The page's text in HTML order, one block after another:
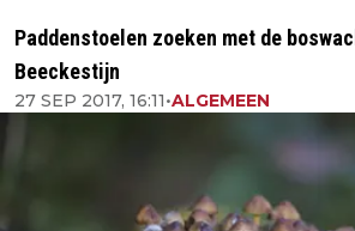
Paddenstoelen zoeken met de
Beeckestijn
27 SEP 2017, 16:11•ALGEMEEN